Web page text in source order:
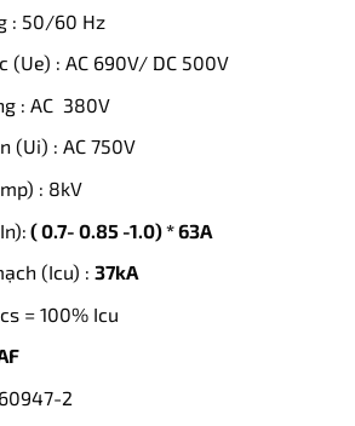
: 50/60 Hz
(Ue) : AC 690V/ DC 500V
: AC 380V
(Ui) : AC 750V
: 8kV
( 0.7- 0.85 -1.0) * 63A
(Icu) : 37kA
= 100% Icu
2